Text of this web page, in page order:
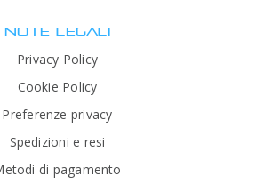
NOTE LEGALI
Privacy Policy
Cookie Policy
Preferenze privacy
Spedizioni e resi
di pagamento